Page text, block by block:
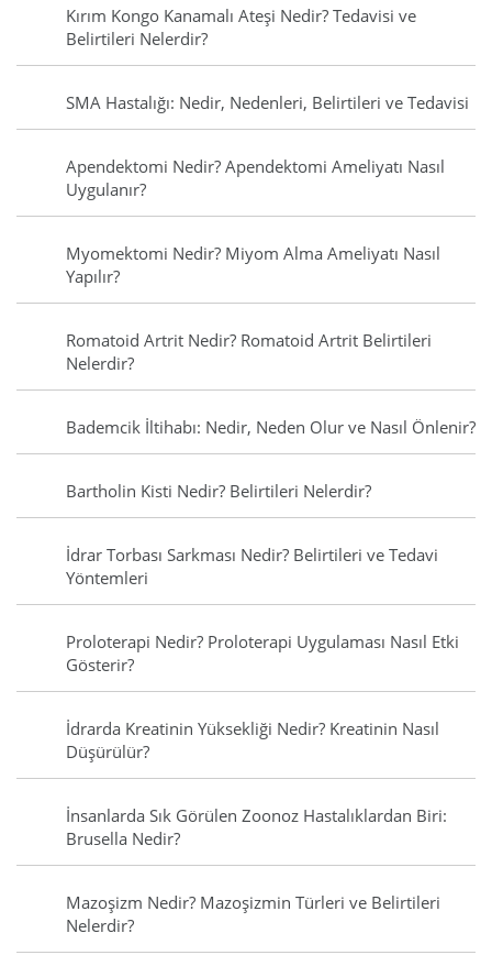
Kırım Kongo Kanamalı Ateşi Nedir? Tedavisi ve
Belirtileri Nelerdir?
SMA Hastalığı: Nedir, Nedenleri, Belirtileri ve Tedavisi
Apendektomi Nedir? Apendektomi Ameliyatı Nasıl
Uygulanır?
Myomektomi Nedir? Miyom Alma Ameliyatı Nasıl
Yapılır?
Romatoid Artrit Nedir? Romatoid Artrit Belirtileri
Nelerdir?
Bademcik İltihabı: Nedir, Neden Olur ve Nasıl Önlenir?
Bartholin Kisti Nedir? Belirtileri Nelerdir?
İdrar Torbası Sarkması Nedir? Belirtileri ve Tedavi
Yöntemleri
Proloterapi Nedir? Proloterapi Uygulaması Nasıl Etki
Gösterir?
İdrarda Kreatinin Yüksekliği Nedir? Kreatinin Nasıl
Düşürülür?
İnsanlarda Sık Görülen Zoonoz Hastalıklardan Biri:
Brusella Nedir?
Mazoşizm Nedir? Mazoşizmin Türleri ve Belirtileri
Nelerdir?